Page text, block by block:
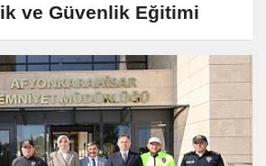
ve Güvenlik Eğitimi